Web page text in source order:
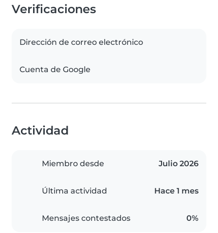
Verificaciones
Dirección de correo electrónico
Cuenta de Google
Actividad
Miembro desde Julio 2026
Última actividad Hace 1 mes
Mensajes contestados 0%